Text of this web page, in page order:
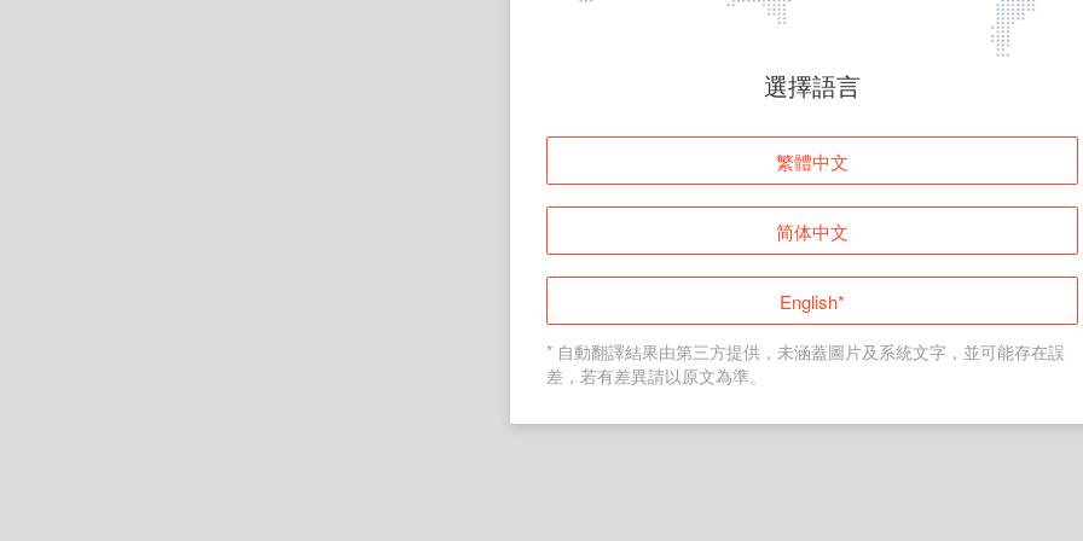
頁面無法顯示
登入
返回首頁
選擇語言
繁體中文
简体中文
English*
* 自動翻譯結果由第三方提供，未涵蓋圖片及系統文字，並可能存在誤
差，若有差異請以原文為準。